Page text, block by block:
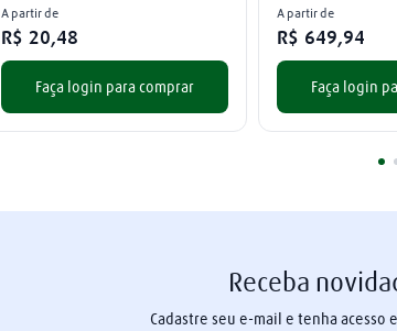
A partir de
R$ 20,48
Faça login para comprar
A partir de
R$ 649,94
Faça login
Receba
Cadastre seu e-mail e tenha acesso